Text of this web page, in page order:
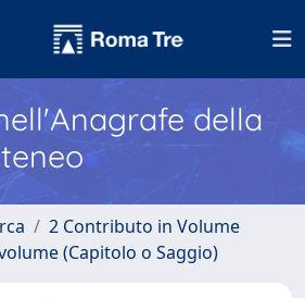
della
2 Contributo in Volume
(Capitolo o Saggio)